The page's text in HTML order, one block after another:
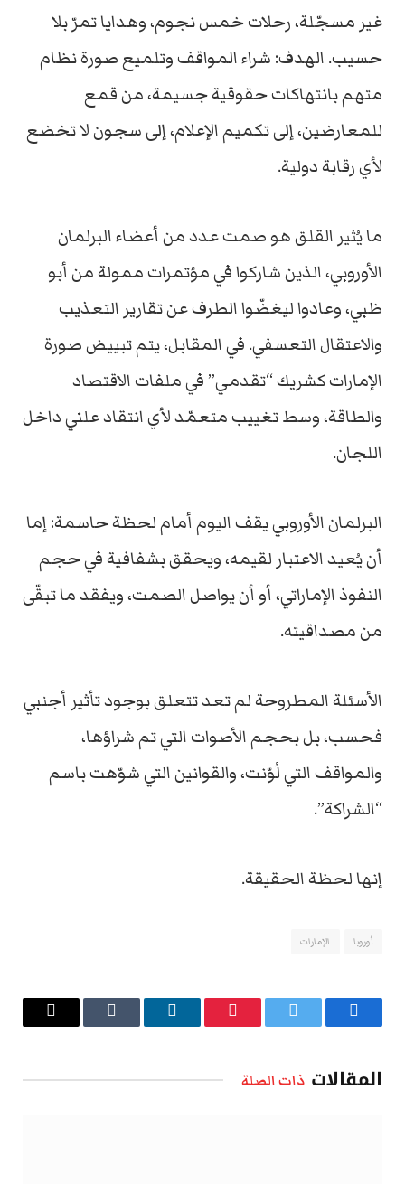
غير مسجّلة، رحلات خمس نجوم، وهدايا تمرّ بلا
حسيب. الهدف: شراء المواقف وتلميع صورة نظام
متهم بانتهاكات حقوقية جسيمة، من قمع
للمعارضين، إلى تكميم الإعلام، إلى سجون لا تخضع
لأي رقابة دولية.
ما يُثير القلق هو صمت عدد من أعضاء البرلمان
الأوروبي، الذين شاركوا في مؤتمرات ممولة من أبو
ظبي، وعادوا ليغضّوا الطرف عن تقارير التعذيب
والاعتقال التعسفي. في المقابل، يتم تبييض صورة
الإمارات كشريك “تقدمي” في ملفات الاقتصاد
والطاقة، وسط تغييب متعمّد لأي انتقاد علني داخل
اللجان.
البرلمان الأوروبي يقف اليوم أمام لحظة حاسمة: إما
أن يُعيد الاعتبار لقيمه، ويحقق بشفافية في حجم
النفوذ الإماراتي، أو أن يواصل الصمت، ويفقد ما تبقّى
من مصداقيته.
الأسئلة المطروحة لم تعد تتعلق بوجود تأثير أجنبي
فحسب، بل بحجم الأصوات التي تم شراؤها،
والمواقف التي لُوّنت، والقوانين التي شوّهت باسم
“الشراكة”.
إنها لحظة الحقيقة.
أوروبا الإمارات
فيسبوك تويتر بينتيريستلينكدإن Tumblr
البريد
المقالات ذات الصلة